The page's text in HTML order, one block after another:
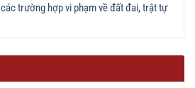
trường hợp vi phạm về đất đai, trật tự